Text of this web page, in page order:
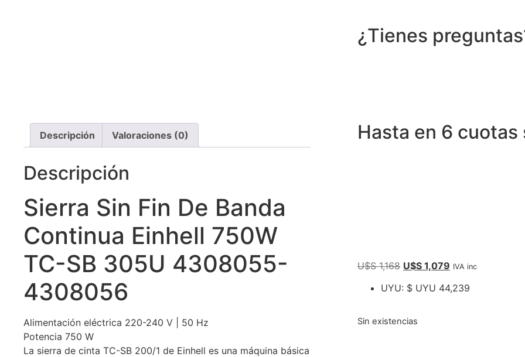
¿Tienes
Descripción Valoraciones (0)
Descripción
Sierra Sin Fin De Banda
Continua Einhell 750W
TC-SB 305U 4308055-
4308056
Alimentación eléctrica 220-240 V | 50 Hz
Potencia 750 W
La sierra de cinta TC-SB 200/1 de Einhell es una máquina básica
Hasta en 6 cuotas
U$S1,168 U$S 1,079 IVA inc
UYU: $ UYU 44,239
Sin existencias